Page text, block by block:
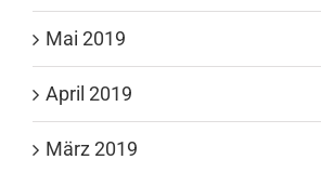
Mai 2019
April 2019
März 2019